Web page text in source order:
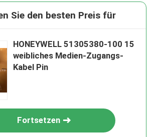
Sie den besten Preis für
HONEYWELL 51305380-100 15
weibliches Medien-Zugangs-
Kabel Pin
Fortsetzen